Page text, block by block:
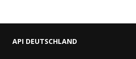
API DEUTSCHLAND